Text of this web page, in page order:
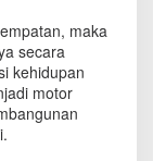
maka
secara
kehidupan
motor